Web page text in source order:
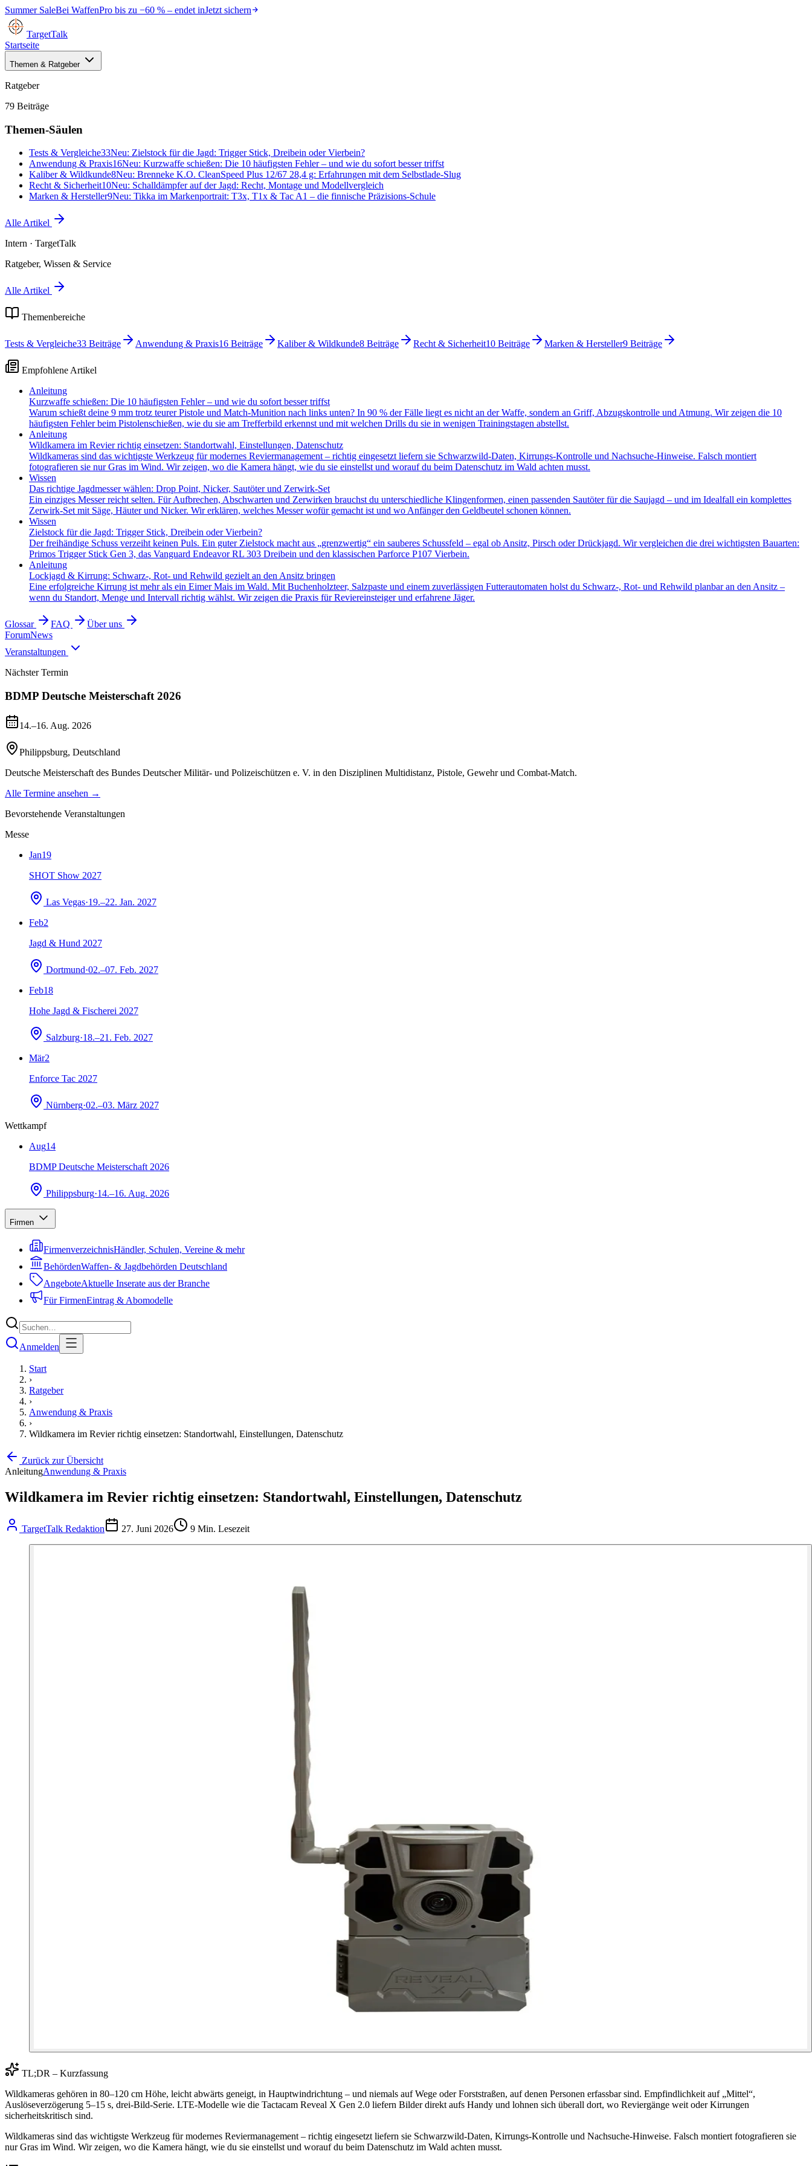
Summer SaleBei WaffenPro bis zu −60 % – endet inJetzt sichern
TargetTalk
Startseite
Themen & Ratgeber
Ratgeber
79 Beiträge
Themen-Säulen
Tests & Vergleiche33Neu: Zielstock für die Jagd: Trigger Stick, Dreibein oder Vierbein?
Anwendung & Praxis16Neu: Kurzwaffe schießen: Die 10 häufigsten Fehler – und wie du sofort besser triffst
Kaliber & Wildkunde8Neu: Brenneke K.O. CleanSpeed Plus 12/67 28,4 g: Erfahrungen mit dem Selbstlade-Slug
Recht & Sicherheit10Neu: Schalldämpfer auf der Jagd: Recht, Montage und Modellvergleich
Marken & Hersteller9Neu: Tikka im Markenportrait: T3x, T1x & Tac A1 – die finnische Präzisions-Schule
Alle Artikel
Intern · TargetTalk
Ratgeber, Wissen & Service
Alle Artikel
Themenbereiche
Tests & Vergleiche33 Beiträge Anwendung & Praxis16 Beiträge Kaliber & Wildkunde8 Beiträge Recht & Sicherheit10 Beiträge Marken & Hersteller9 Beiträge
Empfohlene Artikel
Anleitung
Kurzwaffe schießen: Die 10 häufigsten Fehler – und wie du sofort besser triffst
Warum schießt deine 9 mm trotz teurer Pistole und Match-Munition nach links unten? In 90 % der Fälle liegt es nicht an der Waffe, sondern an Griff, Abzugskontrolle und Atmung. Wir zeigen die 10
häufigsten Fehler beim Pistolenschießen, wie du sie am Trefferbild erkennst und mit welchen Drills du sie in wenigen Trainingstagen abstellst.
Anleitung
Wildkamera im Revier richtig einsetzen: Standortwahl, Einstellungen, Datenschutz
Wildkameras sind das wichtigste Werkzeug für modernes Reviermanagement – richtig eingesetzt liefern sie Schwarzwild-Daten, Kirrungs-Kontrolle und Nachsuche-Hinweise. Falsch montiert
fotografieren sie nur Gras im Wind. Wir zeigen, wo die Kamera hängt, wie du sie einstellst und worauf du beim Datenschutz im Wald achten musst.
Wissen
Das richtige Jagdmesser wählen: Drop Point, Nicker, Sautöter und Zerwirk-Set
Ein einziges Messer reicht selten. Für Aufbrechen, Abschwarten und Zerwirken brauchst du unterschiedliche Klingenformen, einen passenden Sautöter für die Saujagd – und im Idealfall ein komplettes
Zerwirk-Set mit Säge, Häuter und Nicker. Wir erklären, welches Messer wofür gemacht ist und wo Anfänger den Geldbeutel schonen können.
Wissen
Zielstock für die Jagd: Trigger Stick, Dreibein oder Vierbein?
Der freihändige Schuss verzeiht keinen Puls. Ein guter Zielstock macht aus „grenzwertig“ ein sauberes Schussfeld – egal ob Ansitz, Pirsch oder Drückjagd. Wir vergleichen die drei wichtigsten Bauarten:
Primos Trigger Stick Gen 3, das Vanguard Endeavor RL 303 Dreibein und den klassischen Parforce P107 Vierbein.
Anleitung
Lockjagd & Kirrung: Schwarz-, Rot- und Rehwild gezielt an den Ansitz bringen
Eine erfolgreiche Kirrung ist mehr als ein Eimer Mais im Wald. Mit Buchenholzteer, Salzpaste und einem zuverlässigen Futterautomaten holst du Schwarz-, Rot- und Rehwild planbar an den Ansitz –
wenn du Standort, Menge und Intervall richtig wählst. Wir zeigen die Praxis für Reviereinsteiger und erfahrene Jäger.
Glossar FAQ
Über uns
ForumNews
Veranstaltungen
Nächster Termin
BDMP Deutsche Meisterschaft 2026
14.–16. Aug. 2026
Philippsburg, Deutschland
Deutsche Meisterschaft des Bundes Deutscher Militär- und Polizeischützen e. V. in den Disziplinen Multidistanz, Pistole, Gewehr und Combat-Match.
Alle Termine ansehen →
Bevorstehende Veranstaltungen
Messe
Jan19
SHOT Show 2027
Las Vegas·19.–22. Jan. 2027
Feb2
Jagd & Hund 2027
Dortmund·02.–07. Feb. 2027
Feb18
Hohe Jagd & Fischerei 2027
Salzburg·18.–21. Feb. 2027
Mär2
Enforce Tac 2027
Nürnberg·02.–03. März 2027
Wettkampf
Aug14
BDMP Deutsche Meisterschaft 2026
Philippsburg·14.–16. Aug. 2026
Firmen
FirmenverzeichnisHändler, Schulen, Vereine & mehr
BehördenWaffen- & Jagdbehörden Deutschland
AngeboteAktuelle Inserate aus der Branche
Für FirmenEintrag & Abomodelle
Anmelden
Start
›
Ratgeber
›
Anwendung & Praxis
›
Wildkamera im Revier richtig einsetzen: Standortwahl, Einstellungen, Datenschutz
Zurück zur Übersicht
AnleitungAnwendung & Praxis
Wildkamera im Revier richtig einsetzen: Standortwahl, Einstellungen, Datenschutz
TargetTalk Redaktion 27. Juni 2026 9 Min. Lesezeit
TL;DR – Kurzfassung
Wildkameras gehören in 80–120 cm Höhe, leicht abwärts geneigt, in Hauptwindrichtung – und niemals auf Wege oder Forststraßen, auf denen Personen erfassbar sind. Empfindlichkeit auf „Mittel“,
Auslöseverzögerung 5–15 s, drei-Bild-Serie. LTE-Modelle wie die Tactacam Reveal X Gen 2.0 liefern Bilder direkt aufs Handy und lohnen sich überall dort, wo Reviergänge weit oder Kirrungen
sicherheitskritisch sind.
Wildkameras sind das wichtigste Werkzeug für modernes Reviermanagement – richtig eingesetzt liefern sie Schwarzwild-Daten, Kirrungs-Kontrolle und Nachsuche-Hinweise. Falsch montiert fotografieren sie
nur Gras im Wind. Wir zeigen, wo die Kamera hängt, wie du sie einstellst und worauf du beim Datenschutz im Wald achten musst.